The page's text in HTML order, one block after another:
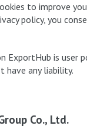
to improve
policy, you
ExportHub is user
have any liability.
Co., Ltd.